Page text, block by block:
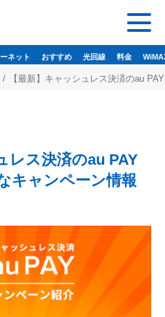
ネット おすすめ 光回線 料金
【最新】キャッシュレス決済のau
キャンペーン情報